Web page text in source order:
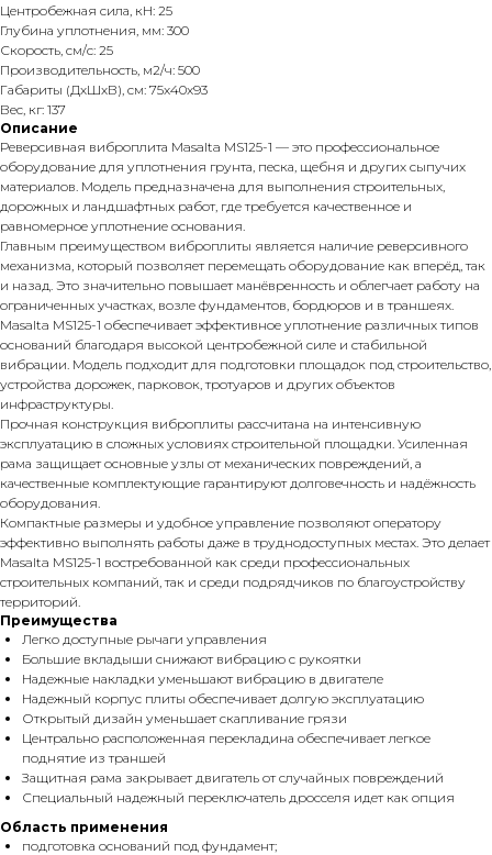
Центробежная сила, кН: 25
Глубина уплотнения, мм: 300
Скорость, см/с: 25
Производительность, м2/ч: 500
Габариты (ДхШхВ), см: 75x40x93
Вес, кг: 137
Описание
Реверсивная виброплита Masalta MS125-1 — это профессиональное
оборудование для уплотнения грунта, песка, щебня и других сыпучих
материалов. Модель предназначена для выполнения строительных,
дорожных и ландшафтных работ, где требуется качественное и
равномерное уплотнение основания.
Главным преимуществом виброплиты является наличие реверсивного
механизма, который позволяет перемещать оборудование как вперёд, так
и назад. Это значительно повышает манёвренность и облегчает работу на
ограниченных участках, возле фундаментов, бордюров и в траншеях.
Masalta MS125-1 обеспечивает эффективное уплотнение различных типов
оснований благодаря высокой центробежной силе и стабильной
вибрации. Модель подходит для подготовки площадок под строительство,
устройства дорожек, парковок, тротуаров и других объектов
инфраструктуры.
Прочная конструкция виброплиты рассчитана на интенсивную
эксплуатацию в сложных условиях строительной площадки. Усиленная
рама защищает основные узлы от механических повреждений, а
качественные комплектующие гарантируют долговечность и надёжность
оборудования.
Компактные размеры и удобное управление позволяют оператору
эффективно выполнять работы даже в труднодоступных местах. Это делает
Masalta MS125-1 востребованной как среди профессиональных
строительных компаний, так и среди подрядчиков по благоустройству
территорий.
Преимущества
Легко доступные рычаги управления
Большие вкладыши снижают вибрацию с рукоятки
Надежные накладки уменьшают вибрацию в двигателе
Надежный корпус плиты обеспечивает долгую эксплуатацию
Открытый дизайн уменьшает скапливание грязи
Центрально расположенная перекладина обеспечивает легкое
поднятие из траншей
Защитная рама закрывает двигатель от случайных повреждений
Специальный надежный переключатель дросселя идет как опция
Область применения
подготовка оснований под фундамент;